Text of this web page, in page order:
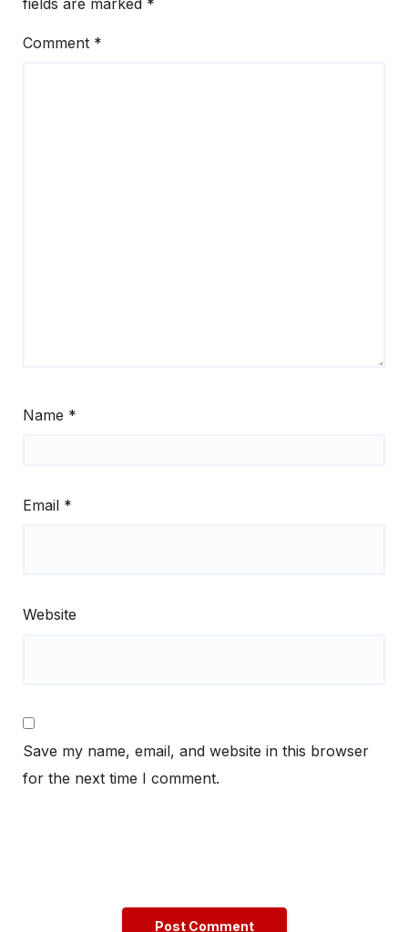
Comment *
Name *
Email *
Website
Save my name, email, and website in this browser
for the next time I comment.